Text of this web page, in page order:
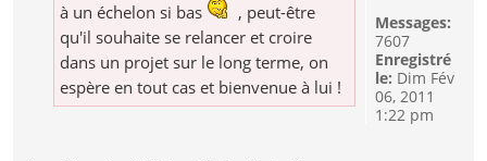
à un échelon si bas
, peut-être
qu'il souhaite se relancer et croire
dans un projet sur le long terme, on
espère en tout cas et bienvenue à lui !
Messages:
7607
Enregistré
le: Dim Fév
06, 2011
1:22 pm